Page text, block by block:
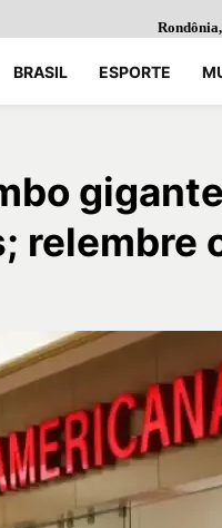
BRASIL ESPORTE
relembre